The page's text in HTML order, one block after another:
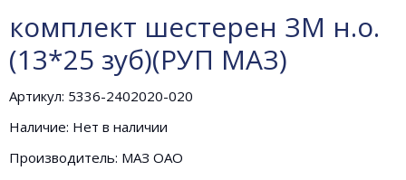
комплект шестерен ЗМ н.о.
(13*25 зуб)(РУП МАЗ)
Артикул: 5336-2402020-020
Наличие: Нет в наличии
Производитель: МАЗ ОАО